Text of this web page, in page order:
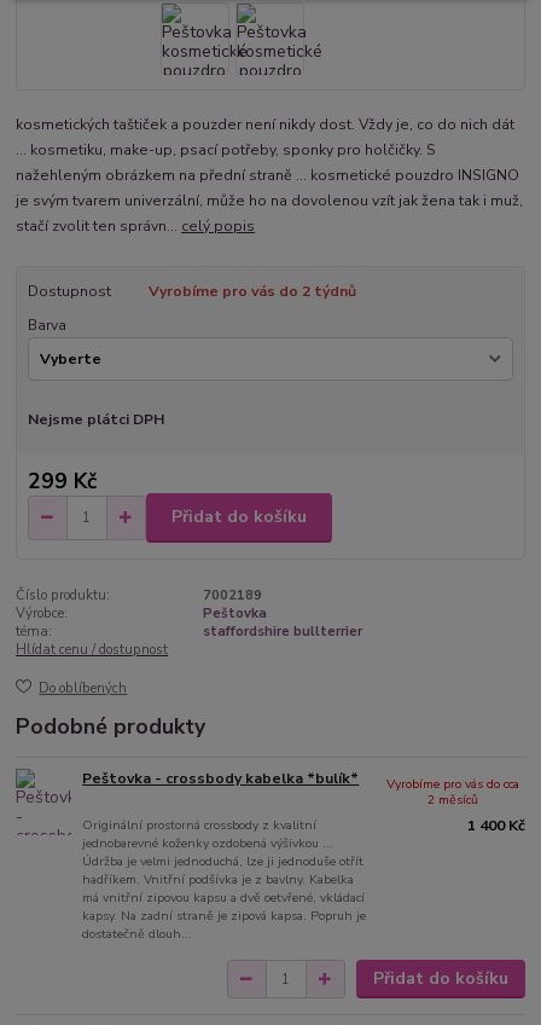
kosmetických taštiček a pouzder není nikdy dost. Vždy je, co do nich dát
... kosmetiku, make-up, psací potřeby, sponky pro holčičky. S
nažehleným obrázkem na přední straně ... kosmetické pouzdro INSIGNO
je svým tvarem univerzální, může ho na dovolenou vzít jak žena tak i muž,
stačí zvolit ten správn... celý popis
Dostupnost
Vyrobíme pro vás do 2 týdnů
Barva
Nejsme plátci DPH
299 Kč
Přidat do košíku
Číslo produktu:
7002189
Výrobce:
Peštovka
téma:
staffordshire bullterrier
Hlídat cenu / dostupnost
Do oblíbených
Podobné produkty
Peštovka - crossbody kabelka *bulík*
Originální prostorná crossbody z kvalitní
jednobarevné koženky ozdobená výšivkou ...
Údržba je velmi jednoduchá, lze ji jednoduše otřít
hadříkem. Vnitřní podšívka je z bavlny. Kabelka
má vnitřní zipovou kapsu a dvě oetvřené, vkládací
kapsy. Na zadní straně je zipová kapsa. Popruh je
dostatečně dlouh...
1 400 Kč
Vyrobíme pro vás do cca
2 měsíců
Přidat do košíku